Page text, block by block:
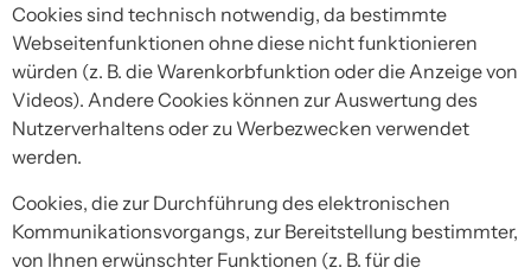
Cookies sind technisch notwendig, da bestimmte
Webseitenfunktionen ohne diese nicht funktionieren
würden (z. B. die Warenkorbfunktion oder die Anzeige von
Videos). Andere Cookies können zur Auswertung des
Nutzerverhaltens oder zu Werbezwecken verwendet
werden.
Cookies, die zur Durchführung des elektronischen
Kommunikationsvorgangs, zur Bereitstellung bestimmter,
von Ihnen erwünschter Funktionen (z. B. für die